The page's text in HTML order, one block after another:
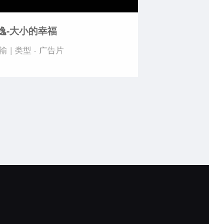
-大小的幸福
| 类型 - 广告片